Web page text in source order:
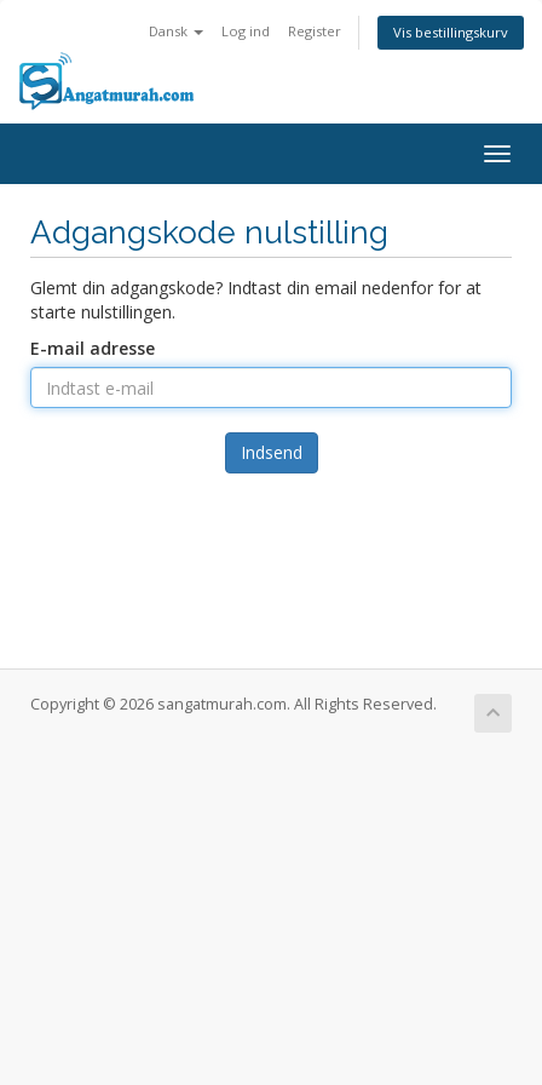
Dansk Log ind Register Vis bestillingskurv
Adgangskode nulstilling
Glemt din adgangskode? Indtast din email nedenfor for at
starte nulstillingen.
E-mail adresse
Indsend
Copyright © 2026 sangatmurah.com. All Rights Reserved.